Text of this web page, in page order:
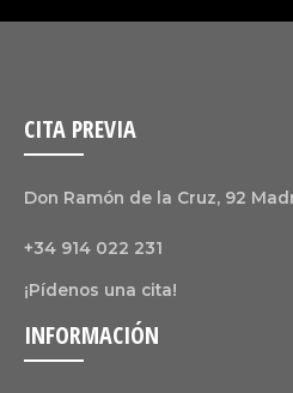
CITA PREVIA
Don Ramón de la Cruz, 92
+34 914 022 231
¡Pídenos una cita!
INFORMACIÓN